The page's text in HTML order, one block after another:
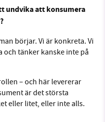
undvika att konsumera
börjar. Vi är konkreta. Vi
och tänker kanske inte på
– och här levererar
är det största
eller litet, eller inte alls.